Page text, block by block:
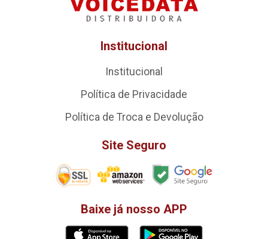
Institucional
Institucional
Política de Privacidade
Política de Troca e Devolução
Site Seguro
Baixe já nosso APP